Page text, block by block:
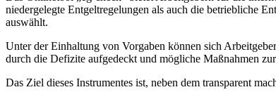
niedergelegte Entgeltregelungen als auch die betriebliche
auswählt.
Unter der Einhaltung von Vorgaben können sich
durch die Defizite aufgedeckt und mögliche Maßnahmen
Das Ziel dieses Instrumentes ist, neben dem transparent